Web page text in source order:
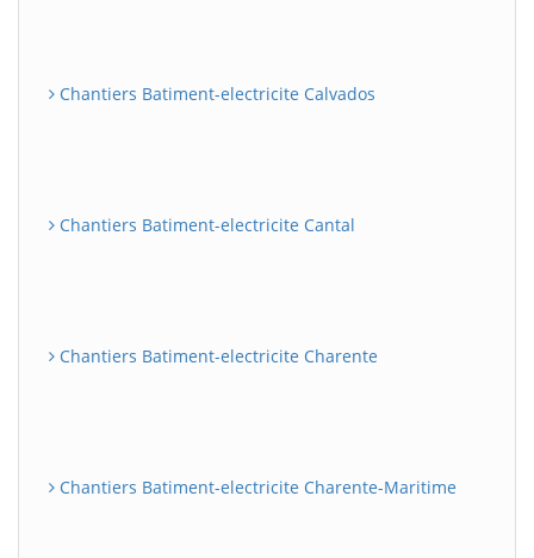
Chantiers Batiment-electricite Calvados
Chantiers Batiment-electricite Cantal
Chantiers Batiment-electricite Charente
Chantiers Batiment-electricite Charente-Maritime